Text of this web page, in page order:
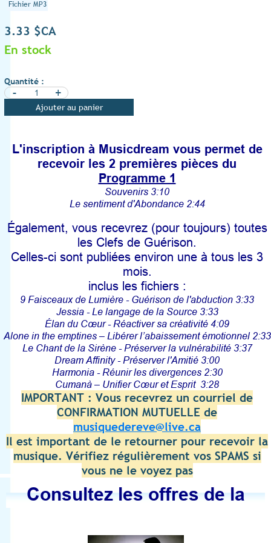
Fichier MP3
3.33 $CA
En stock
Quantité :
- +
Ajouter au panier
L'inscription à Musicdream vous permet de
recevoir les 2 premières pièces du
Programme 1
Souvenirs 3:10
Le sentiment d'Abondance 2:44
Également, vous recevrez (pour toujours) toutes
les Clefs de Guérison.
Celles-ci sont publiées environ une à tous les 3
mois.
inclus les fichiers :
9 Faisceaux de Lumière - Guérison de l'abduction 3:33
Jessia - Le langage de la Source 3:33
Élan du Cœur - Réactiver sa créativité 4:09
Alone in the emptines – Libérer l’abaissement émotionnel 2:33
Le Chant de la Sirène - Préserver la vulnérabilité 3:37
Dream Affinity - Préserver l'Amitié 3:00
Harmonia - Réunir les divergences 2:30
Cumanà – Unifier Cœur et Esprit 3:28
IMPORTANT : Vous recevrez un courriel de
CONFIRMATION MUTUELLE de
musiquedereve@live.ca
Il est important de le retourner pour recevoir la
musique. Vérifiez régulièrement vos SPAMS si
vous ne le voyez pas
Consultez les offres de la